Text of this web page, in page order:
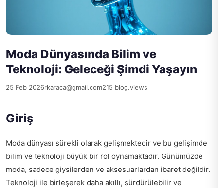
Moda Dünyasında Bilim ve
Teknoloji: Geleceği Şimdi Yaşayın
25 Feb 2026rkaraca@gmail.com215 blog.views
Giriş
Moda dünyası sürekli olarak gelişmektedir ve bu gelişimde
bilim ve teknoloji büyük bir rol oynamaktadır. Günümüzde
moda, sadece giysilerden ve aksesuarlardan ibaret değildir.
Teknoloji ile birleşerek daha akıllı, sürdürülebilir ve